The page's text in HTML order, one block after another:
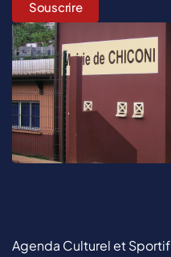
Agenda Culturel et Sportif